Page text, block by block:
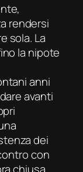
rendersi
sola. La
la nipote
anni
avanti
dei
con
chiusa